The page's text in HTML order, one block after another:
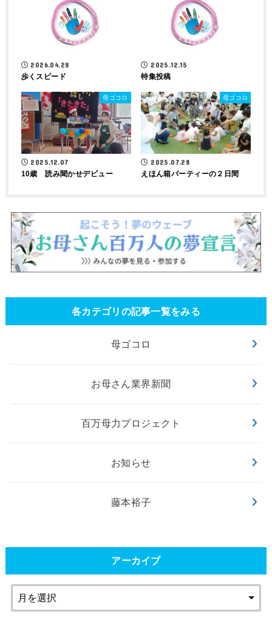
2026.04.28
歩くスピード
2025.12.15
特集投稿
母ゴコロ
2025.12.07
10歳 読み聞かせデビュー
母ゴコロ
2025.07.28
えほん箱パーティーの２日間
各カテゴリの記事一覧をみる
母ゴコロ
お母さん業界新聞
百万母力プロジェクト
お知らせ
藤本裕子
アーカイブ